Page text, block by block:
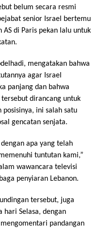
belum secara resmi
senior Israel bertemu
di Paris pekan lalu untuk
mengatakan bahwa
agar Israel
panjang dan bahwa
dirancang untuk
posisinya, ini salah satu
gencatan senjata.
apa yang telah
tuntutan kami,”
wawancara televisi
penyiaran Lebanon.
tersebut, juga
hari Selasa, dengan
pandangan